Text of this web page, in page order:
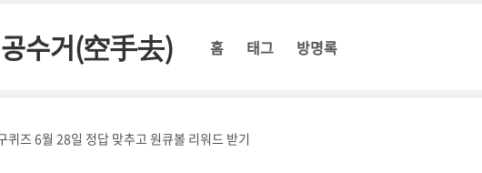
수거(空手去) 홈 태그 방명록
퀴즈 6월 28일 정답 맞추고 원큐볼 리워드 받기